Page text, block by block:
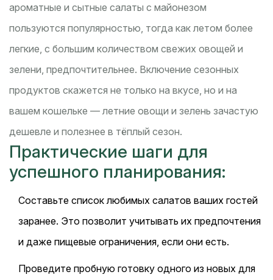
ароматные и сытные салаты с майонезом
пользуются популярностью, тогда как летом более
легкие, с большим количеством свежих овощей и
зелени, предпочтительнее. Включение сезонных
продуктов скажется не только на вкусе, но и на
вашем кошельке — летние овощи и зелень зачастую
дешевле и полезнее в тёплый сезон.
Практические шаги для
успешного планирования:
Составьте список любимых салатов ваших гостей
заранее. Это позволит учитывать их предпочтения
и даже пищевые ограничения, если они есть.
Проведите пробную готовку одного из новых для